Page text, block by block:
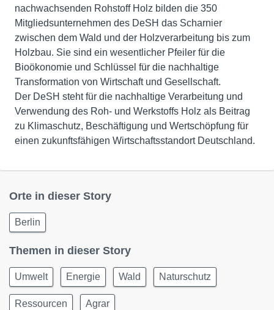
nachwachsenden Rohstoff Holz bilden die 350
Mitgliedsunternehmen des DeSH das Scharnier
zwischen dem Wald und der Holzverarbeitung bis zum
Holzbau. Sie sind ein wesentlicher Pfeiler für die
Bioökonomie und Schlüssel für die nachhaltige
Transformation von Wirtschaft und Gesellschaft.
Der DeSH steht für die nachhaltige Verarbeitung und
Verwendung des Roh- und Werkstoffs Holz als Beitrag
zu Klimaschutz, Beschäftigung und Wertschöpfung für
einen zukunftsfähigen Wirtschaftsstandort Deutschland.
Orte in dieser Story
Berlin
Themen in dieser Story
Umwelt Energie Wald Naturschutz
Ressourcen Agrar